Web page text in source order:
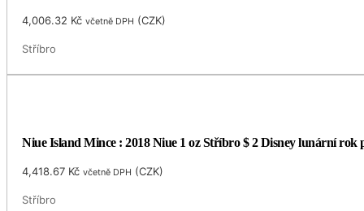
4,006.32 Kč včetně DPH (CZK)
Stříbro
Niue Island Mince : 2018 Niue 1 oz Stříbro $ 2 Disney lunární rok
4,418.67 Kč včetně DPH (CZK)
Stříbro